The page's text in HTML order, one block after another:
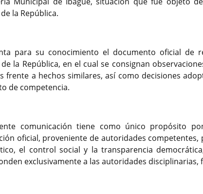
la República.
para su conocimiento el documento oficial de
la República, en el cual se consignan
frente a hechos similares, así como decisiones
de competencia.
comunicación tiene como único propósito
oficial, proveniente de autoridades
el control social y la transparencia
exclusivamente a las autoridades disciplinarias,